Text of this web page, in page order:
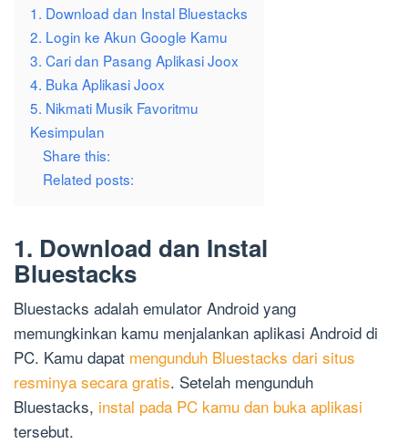
1. Download dan Instal Bluestacks
2. Login ke Akun Google Kamu
3. Cari dan Pasang Aplikasi Joox
4. Buka Aplikasi Joox
5. Nikmati Musik Favoritmu
Kesimpulan
Share this:
Related posts:
1. Download dan Instal
Bluestacks
Bluestacks adalah emulator Android yang
memungkinkan kamu menjalankan aplikasi Android di
PC. Kamu dapat mengunduh Bluestacks dari situs
resminya secara gratis. Setelah mengunduh
Bluestacks, instal pada PC kamu dan buka aplikasi
tersebut.